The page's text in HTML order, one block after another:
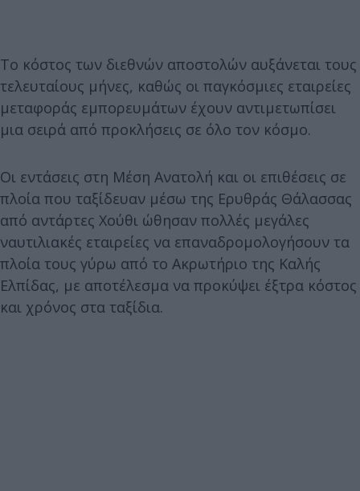
Το κόστος των διεθνών αποστολών αυξάνεται τους
τελευταίους μήνες, καθώς οι παγκόσμιες εταιρείες
μεταφοράς εμπορευμάτων έχουν αντιμετωπίσει
μια σειρά από προκλήσεις σε όλο τον κόσμο.
Οι εντάσεις στη Μέση Ανατολή και οι επιθέσεις σε
πλοία που ταξίδευαν μέσω της Ερυθράς Θάλασσας
από αντάρτες Χούθι ώθησαν πολλές μεγάλες
ναυτιλιακές εταιρείες να επαναδρομολογήσουν τα
πλοία τους γύρω από το Ακρωτήριο της Καλής
Ελπίδας, με αποτέλεσμα να προκύψει έξτρα κόστος
και χρόνος στα ταξίδια.